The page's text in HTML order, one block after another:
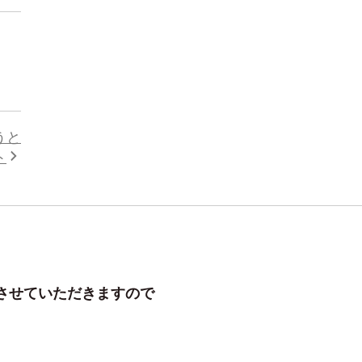
せていただきますので